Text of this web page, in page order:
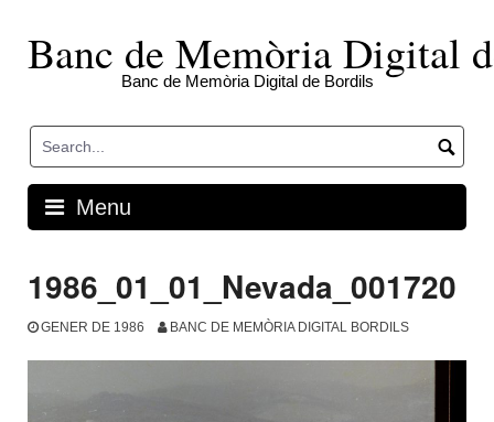
contentBanc de Memòria Digital
Banc de Memòria Digital de Bordils
Menu
1986_01_01_Nevada_001720
GENER DE 1986 BANC DE MEMÒRIA DIGITAL BORDILS